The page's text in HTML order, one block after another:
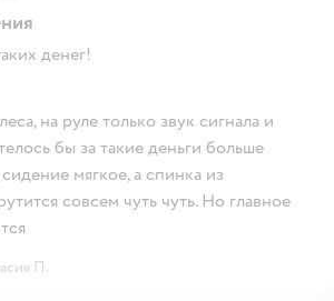
денег!
на руле только звук сигнала и
бы за такие деньги больше
мягкое, а спинка из
совсем чуть чуть. Но главное
П.